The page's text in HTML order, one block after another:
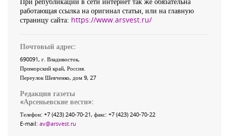
работающая ссылка на оригинал статьи, или на главную
страницу сайта: https://www.arsvest.ru/
Почтовый адрес:
690091, г. Владивосток,
Приморский край, Россия
Переулок Шевченко, дом 9, 27
Редакция газеты
«Арсеньевские вести»:
Телефон: +7 (423) 240-70-21, факс: +7 (423) 240-70-22
E-mail: av@arsvest.ru